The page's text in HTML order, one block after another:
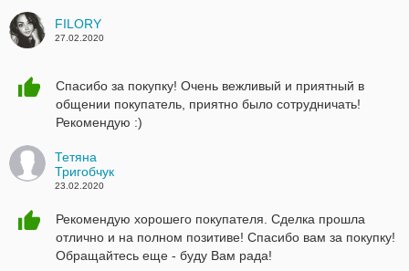
FILORY
27.02.2020
Спасибо за покупку! Очень вежливый и приятный в
общении покупатель, приятно было сотрудничать!
Рекомендую :)
Тетяна
Тригобчук
23.02.2020
Рекомендую хорошего покупателя. Сделка прошла
отлично и на полном позитиве! Спасибо вам за покупку!
Обращайтесь еще - буду Вам рада!